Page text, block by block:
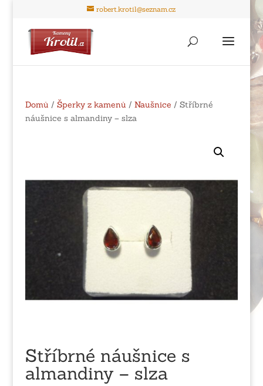
robert.krotil@seznam.cz
Domů / Šperky z kamenů / Naušnice / Stříbrné
náušnice s almandiny – slza
Stříbrné náušnice s
almandiny – slza